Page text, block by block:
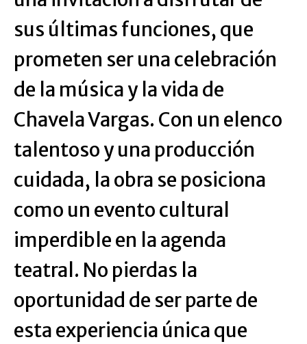
sus últimas funciones, que
prometen ser una celebración
de la música y la vida de
Chavela Vargas. Con un elenco
talentoso y una producción
cuidada, la obra se posiciona
como un evento cultural
imperdible en la agenda
teatral. No pierdas la
oportunidad de ser parte de
esta experiencia única que